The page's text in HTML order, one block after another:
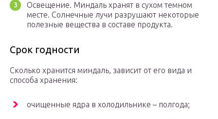
Освещение. Миндаль хранят в сухом темном
месте. Солнечные лучи разрушают некоторые
полезные вещества в составе продукта.
Срок годности
Сколько хранится миндаль, зависит от его вида и
способа хранения:
очищенные ядра в холодильнике – полгода;